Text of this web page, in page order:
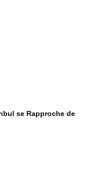
se Rapproche de